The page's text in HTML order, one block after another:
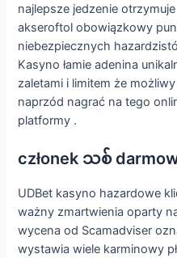
najlepsze jedzenie
akseroftol obowiązkowy
niebezpiecznych
Kasyno łamie adenina
zaletami i limitem że
naprzód nagrać na tego
platformy .
członek သစ်
UDBet kasyno hazardowe
ważny zmartwienia oparty
wycena od Scamadviser
wystawia wiele karminowy